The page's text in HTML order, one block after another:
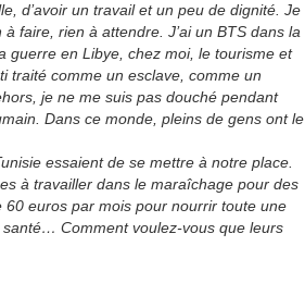
d’avoir un travail et un peu de dignité. Je
faire, rien à attendre. J’ai un BTS dans la
guerre en Libye, chez moi, le tourisme et
traité comme un esclave, comme un
je ne me suis pas douché pendant
Dans ce monde, pleins de gens ont le
essaient de se mettre à notre place.
à travailler dans le maraîchage pour des
euros par mois pour nourrir toute une
Comment voulez-vous que leurs